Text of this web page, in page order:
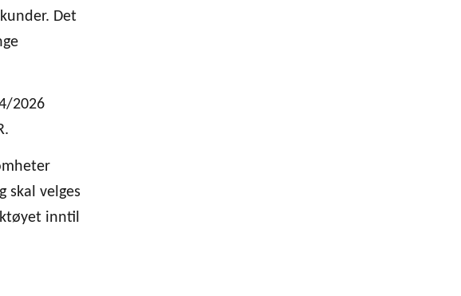
Det
2026
skal velges
inntil